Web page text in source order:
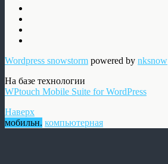
Wordpress snowstorm powered by nksnow
На базе технологии
WPtouch Mobile Suite for WordPress
Наверх
мобильн. компьютерная